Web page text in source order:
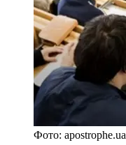
Фото: apostrophe.ua